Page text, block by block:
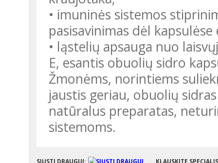
• imuninės sistemos
pasisavinimas dėl
• ląstelių apsauga nuo
E, esantis obuolių sidro
Žmonėms, norintiems
jaustis geriau, obuolių
natūralus preparatas,
sistemoms.
SIŲSTI DRAUGUI: KLAUSKITE